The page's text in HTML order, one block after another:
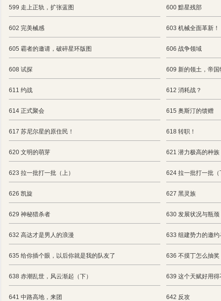
599 走上正轨，扩张蓝图 600 黯星残部
602 完美械感 603 机械全面革新！
605 霸者的邀请，破碎星环版图 606 战争领域
608 试探 609 新的领土，帝国
611 约战 612 消耗战？
614 正式聚会 615 奥斯汀的馈赠
617 苏尼尔星的原住民！ 618 转职！
620 文明的萌芽 621 潜力极高的种
623 拉一批打一批（上） 624 拉一批打一批（
626 凯旋 627 黑灵族
629 神秘猎杀者 630 发展状况与瓶颈
632 高达才是男人的浪漫 633 组建势力的邀约
635 给你插个眼，以后你就是我的队友了 636 不摸丁怎么抽奖
638 赤潮乱世，风云渐起（下） 639 这个天赋好用
641 中路高地，来团 642 反攻